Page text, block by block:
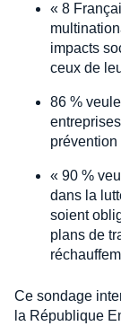
« 8
impacts
ceux de
86 %
prévention
« 90 %
dans la
soient
plans de
Ce sondage
la République